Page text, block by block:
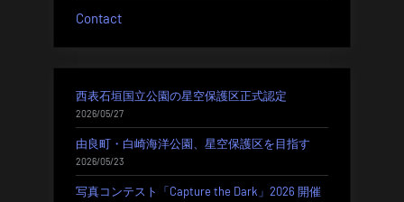
Contact
西表石垣国立公園の星空保護区正式認定
2026/05/27
由良町・白崎海洋公園、星空保護区を目指す
2026/05/23
写真コンテスト「Capture the Dark」2026 開催